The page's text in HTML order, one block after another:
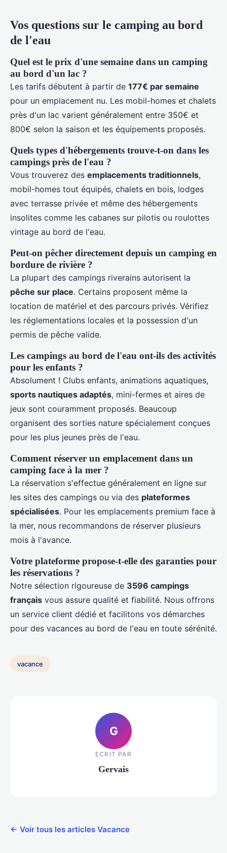
Vos questions sur le camping au bord
de l'eau
Quel est le prix d'une semaine dans un camping
au bord d'un lac ?
Les tarifs débutent à partir de 177€ par semaine
pour un emplacement nu. Les mobil-homes et chalets
près d'un lac varient généralement entre 350€ et
800€ selon la saison et les équipements proposés.
Quels types d'hébergements trouve-t-on dans les
campings près de l'eau ?
Vous trouverez des emplacements traditionnels,
mobil-homes tout équipés, chalets en bois, lodges
avec terrasse privée et même des hébergements
insolites comme les cabanes sur pilotis ou roulottes
vintage au bord de l'eau.
Peut-on pêcher directement depuis un camping en
bordure de rivière ?
La plupart des campings riverains autorisent la
pêche sur place. Certains proposent même la
location de matériel et des parcours privés. Vérifiez
les réglementations locales et la possession d'un
permis de pêche valide.
Les campings au bord de l'eau ont-ils des activités
pour les enfants ?
Absolument ! Clubs enfants, animations aquatiques,
sports nautiques adaptés, mini-fermes et aires de
jeux sont couramment proposés. Beaucoup
organisent des sorties nature spécialement conçues
pour les plus jeunes près de l'eau.
Comment réserver un emplacement dans un
camping face à la mer ?
La réservation s'effectue généralement en ligne sur
les sites des campings ou via des plateformes
spécialisées. Pour les emplacements premium face à
la mer, nous recommandons de réserver plusieurs
mois à l'avance.
Votre plateforme propose-t-elle des garanties pour
les réservations ?
Notre sélection rigoureuse de 3596 campings
français vous assure qualité et fiabilité. Nous offrons
un service client dédié et facilitons vos démarches
pour des vacances au bord de l'eau en toute sérénité.
vacance
G
ECRIT PAR
Gervais
← Voir tous les articles Vacance